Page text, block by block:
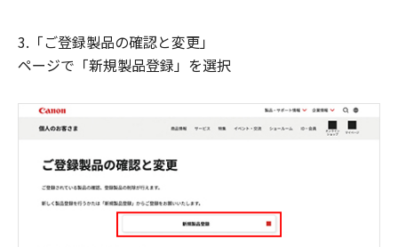
3.「ご登録製品の確認と変更」
ページで「新規製品登録」を選択